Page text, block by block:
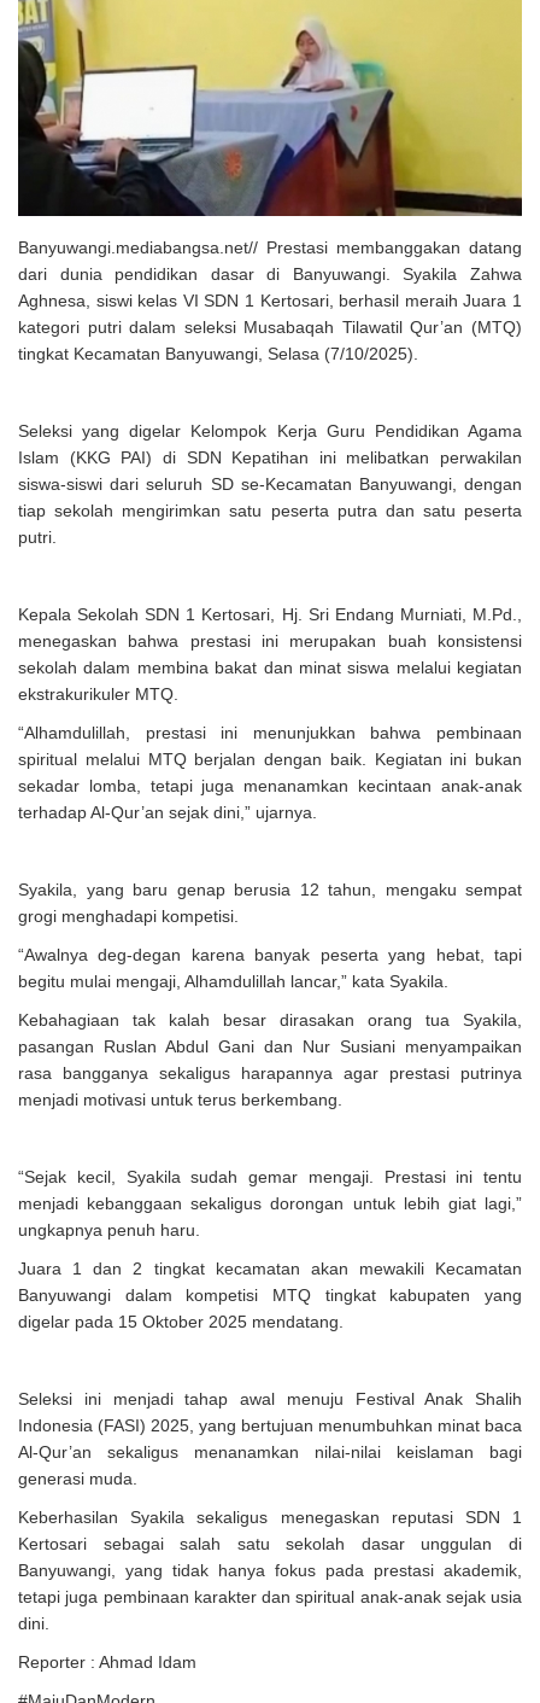
Uji Coba Program NADI JKN
Banyuwangi.mediabangsa.net// Prestasi membanggakan datang
dari dunia pendidikan dasar di Banyuwangi. Syakila Zahwa
Aghnesa, siswi kelas VI SDN 1 Kertosari, berhasil meraih Juara 1
kategori putri dalam seleksi Musabaqah Tilawatil Qur’an (MTQ)
tingkat Kecamatan Banyuwangi, Selasa (7/10/2025).
Seleksi yang digelar Kelompok Kerja Guru Pendidikan Agama
Islam (KKG PAI) di SDN Kepatihan ini melibatkan perwakilan
siswa-siswi dari seluruh SD se-Kecamatan Banyuwangi, dengan
tiap sekolah mengirimkan satu peserta putra dan satu peserta
putri.
Kepala Sekolah SDN 1 Kertosari, Hj. Sri Endang Murniati, M.Pd.,
menegaskan bahwa prestasi ini merupakan buah konsistensi
sekolah dalam membina bakat dan minat siswa melalui kegiatan
ekstrakurikuler MTQ.
“Alhamdulillah, prestasi ini menunjukkan bahwa pembinaan
spiritual melalui MTQ berjalan dengan baik. Kegiatan ini bukan
sekadar lomba, tetapi juga menanamkan kecintaan anak-anak
terhadap Al-Qur’an sejak dini,” ujarnya.
Syakila, yang baru genap berusia 12 tahun, mengaku sempat
grogi menghadapi kompetisi.
“Awalnya deg-degan karena banyak peserta yang hebat, tapi
begitu mulai mengaji, Alhamdulillah lancar,” kata Syakila.
Kebahagiaan tak kalah besar dirasakan orang tua Syakila,
pasangan Ruslan Abdul Gani dan Nur Susiani menyampaikan
rasa bangganya sekaligus harapannya agar prestasi putrinya
menjadi motivasi untuk terus berkembang.
“Sejak kecil, Syakila sudah gemar mengaji. Prestasi ini tentu
menjadi kebanggaan sekaligus dorongan untuk lebih giat lagi,”
ungkapnya penuh haru.
Juara 1 dan 2 tingkat kecamatan akan mewakili Kecamatan
Banyuwangi dalam kompetisi MTQ tingkat kabupaten yang
digelar pada 15 Oktober 2025 mendatang.
Seleksi ini menjadi tahap awal menuju Festival Anak Shalih
Indonesia (FASI) 2025, yang bertujuan menumbuhkan minat baca
Al-Qur’an sekaligus menanamkan nilai-nilai keislaman bagi
generasi muda.
Keberhasilan Syakila sekaligus menegaskan reputasi SDN 1
Kertosari sebagai salah satu sekolah dasar unggulan di
Banyuwangi, yang tidak hanya fokus pada prestasi akademik,
tetapi juga pembinaan karakter dan spiritual anak-anak sejak usia
dini.
Reporter : Ahmad Idam